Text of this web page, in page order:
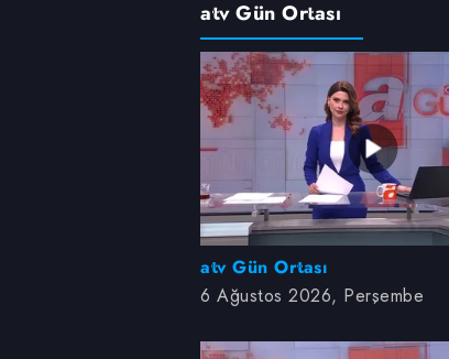
atv Gün Ortası
6 Ağustos 2026, Perşembe
atv Gün Ortası
6 Ağustos 2026, Perşembe
3 Ağustos 2026, Pazartesi